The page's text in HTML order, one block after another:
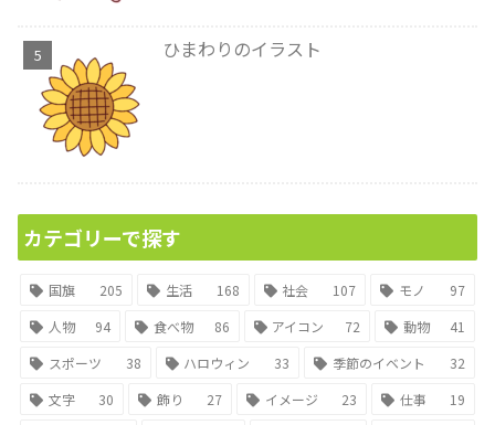
ひまわりのイラスト
カテゴリーで探す
国旗 205 生活 168 社会 107 モノ
97
人物
94 食べ物 86 アイコン 72 動物
41
スポーツ
38 ハロウィン 33 季節のイベント
32
文字
30 飾り 27 イメージ 23 仕事
19